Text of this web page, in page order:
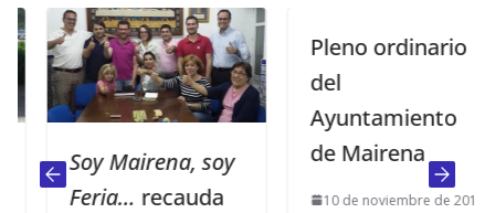
Soy Mairena, soy
Feria…recauda
Pleno ordinario
del
Ayuntamiento
de Mairena
10 de noviembre de 2014